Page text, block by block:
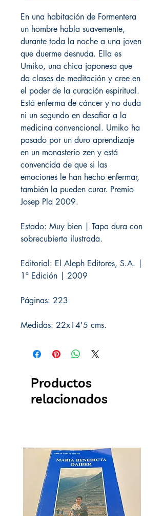
En una habitación de Formentera
un hombre habla suavemente,
durante toda la noche a una joven
que duerme desnuda. Ella es
Umiko, una chica japonesa que
da clases de meditación y cree en
el poder de la curación espiritual.
Está enferma de cáncer y no duda
ni un segundo en desafiar a la
medicina convencional. Umiko ha
pasado por un duro aprendizaje
en un monasterio zen y está
convencida de que si las
emociones le han hecho enfermar,
también la pueden curar. Premio
Josep Pla 2009.
Estado: Muy bien | Tapa dura con
sobrecubierta ilustrada.
Editorial: El Aleph Editores, S.A. |
1ª Edición | 2009
Páginas: 223
Medidas: 22x14'5 cms.
Productos
relacionados